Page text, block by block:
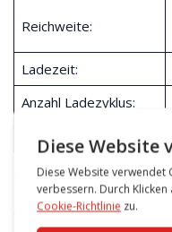
Reichweite:
Ladezeit:
Anzahl Ladezyklus:
Fahrergrösse:
Preis: CHF 1`290.00
Art-Num : 13016010